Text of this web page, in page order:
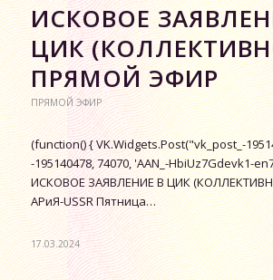
ИСКОВОЕ
ЦИК
ПРЯМОЙ ЭФИР
ПРЯМОЙ ЭФИР
(function() { VK.Widgets.Post("vk_post_-
-195140478, 74070, 'AAN_-HbiUz7Gdevk1-
ИСКОВОЕ ЗАЯВЛЕНИЕ В ЦИК
АРиЯ-USSR Пятница…
17.03.2024